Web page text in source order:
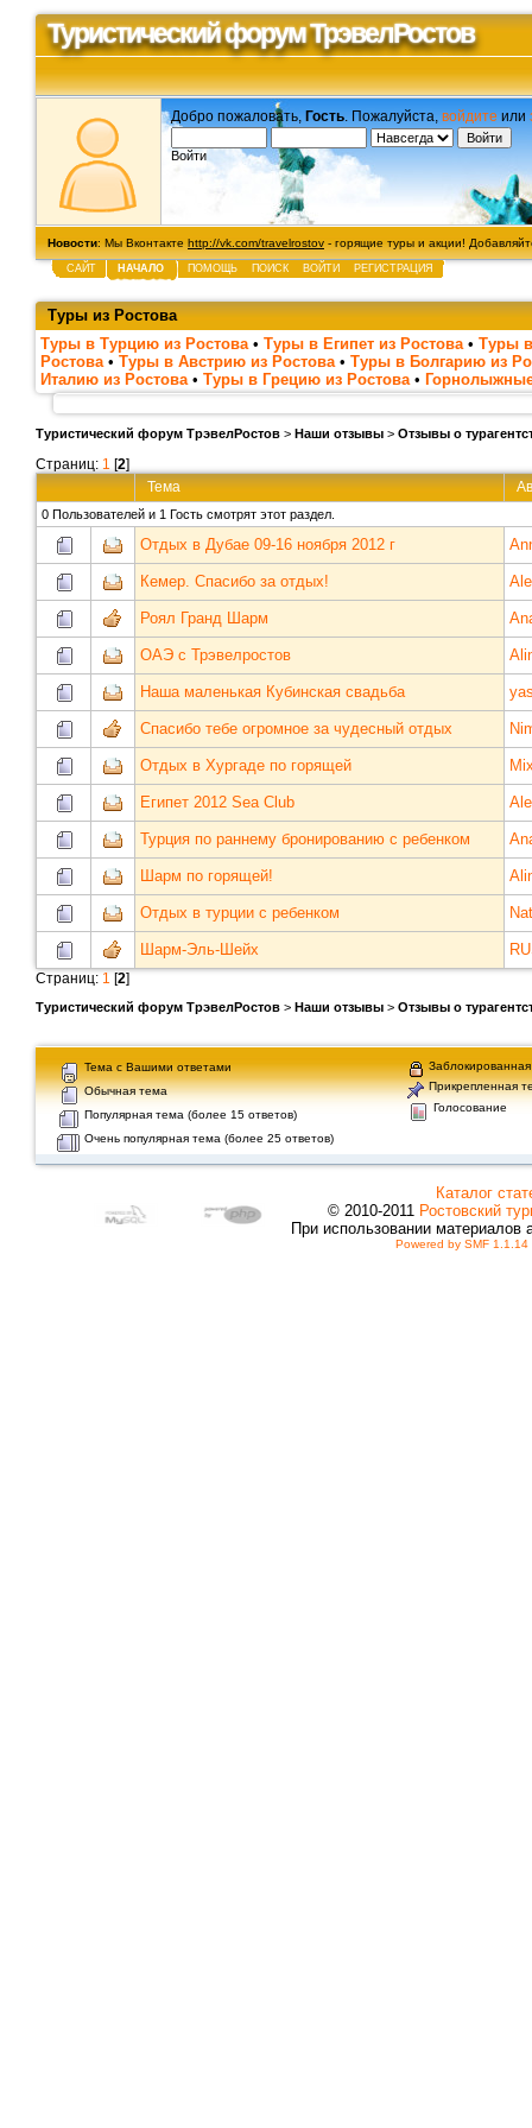
Туристический форум ТрэвелРостов
Добро пожаловать, Гость . Пожалуйста, войдите или
Войти
Новости: Мы Вконтакте http://vk.com/travelrostov - горящие туры и акции!
САЙТ НАЧАЛО ПОМОЩЬ ПОИСК ВОЙТИ РЕГИСТРАЦИЯ
Туры из Ростова
Туры в Турцию из Ростова • Туры в Египет из Ростова • Туры
Ростова • Туры в Австрию из Ростова • Туры в Болгарию из
Италию из Ростова • Туры в Грецию из Ростова •
Туристический форум ТрэвелРостов > Наши отзывы > Отзывы о
Страниц: 1 [2]
Тема
0 Пользователей и 1 Гость смотрят этот раздел.
Отдых в Дубае 09-16 ноября 2012 г
Кемер. Спасибо за отдых!
Роял Гранд Шарм
ОАЭ с Трэвелростов
Наша маленькая Кубинская свадьба
Спасибо тебе огромное за чудесный отдых
Отдых в Хургаде по горящей
Египет 2012 Sea Club
Турция по раннему бронированию с ребенком
Шарм по горящей!
Отдых в турции с ребенком
Шарм-Эль-Шейх
Страниц: 1 [2]
Туристический форум ТрэвелРостов > Наши отзывы > Отзывы о
Тема с Вашими ответами
Обычная тема
Популярная тема (более 15 ответов)
Очень популярная тема (более 25 ответов)
Прикрепленная
Голосование
Каталог
© 2010-2011 Ростовский
При использовании материалов
Powered by SMF 1.1.14